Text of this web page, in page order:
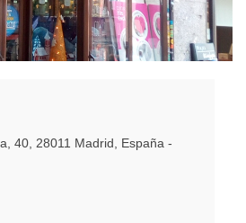
40, 28011 Madrid, España -